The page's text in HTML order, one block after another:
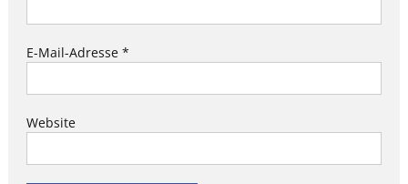
E-Mail-Adresse *
Website